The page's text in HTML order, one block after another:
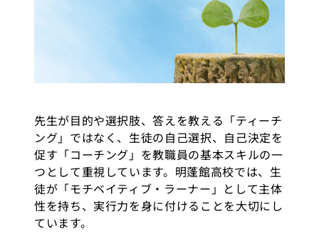
先生が目的や選択肢、答えを教える「ティーチ
ング」ではなく、生徒の自己選択、自己決定を
促す「コーチング」を教職員の基本スキルの一
つとして重視しています。明蓬館高校では、生
徒が「モチベイティブ・ラーナー」として主体
性を持ち、実行力を身に付けることを大切にし
ています。